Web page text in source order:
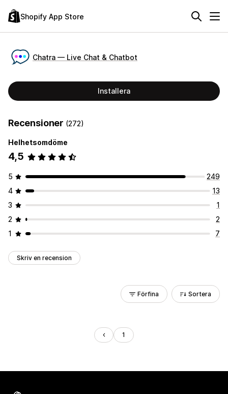
Shopify App Store
Chatra — Live Chat & Chatbot
Installera
Recensioner (272)
Helhetsomdöme
4,5
5
249
4
13
3
1
2
2
1
7
Skriv en recension
Förfina Sortera
1